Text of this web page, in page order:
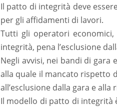
Il patto di integrità deve
per gli affidamenti di lavori.
Tutti gli operatori
integrità, pena l’esclusione
Negli avvisi, nei bandi di gara
alla quale il mancato rispetto
all’esclusione dalla gara e
Il modello di patto di integrità